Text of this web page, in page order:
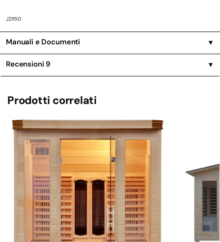
J21150
Manuali e Documenti ▼
Recensioni 9 ▼
Prodotti correlati